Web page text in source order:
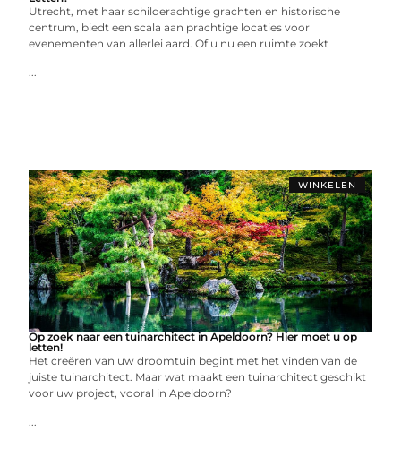
Utrecht, met haar schilderachtige grachten en historische
centrum, biedt een scala aan prachtige locaties voor
evenementen van allerlei aard. Of u nu een ruimte zoekt
...
WINKELEN
Op zoek naar een tuinarchitect in Apeldoorn? Hier moet u op
letten!
Het creëren van uw droomtuin begint met het vinden van de
juiste tuinarchitect. Maar wat maakt een tuinarchitect geschikt
voor uw project, vooral in Apeldoorn?
...